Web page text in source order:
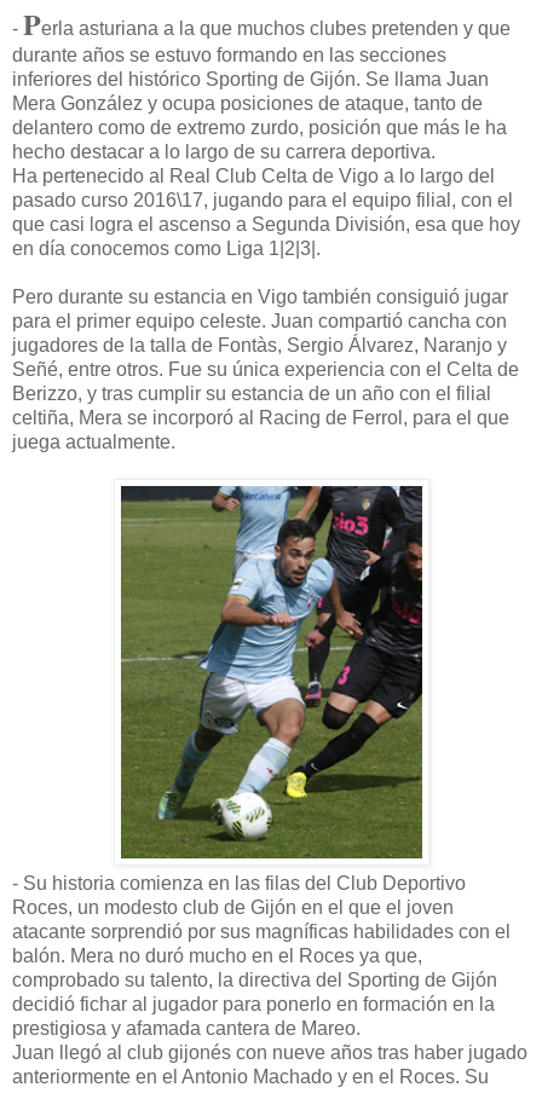
- Perla asturiana a la que muchos clubes pretenden y que
durante años se estuvo formando en las secciones
inferiores del histórico Sporting de Gijón. Se llama Juan
Mera González y ocupa posiciones de ataque, tanto de
delantero como de extremo zurdo, posición que más le ha
hecho destacar a lo largo de su carrera deportiva.
Ha pertenecido al Real Club Celta de Vigo a lo largo del
pasado curso 2016\17, jugando para el equipo filial, con el
que casi logra el ascenso a Segunda División, esa que hoy
en día conocemos como Liga 1|2|3|.
Pero durante su estancia en Vigo también consiguió jugar
para el primer equipo celeste. Juan compartió cancha con
jugadores de la talla de Fontàs, Sergio Álvarez, Naranjo y
Señé, entre otros. Fue su única experiencia con el Celta de
Berizzo, y tras cumplir su estancia de un año con el filial
celtiña, Mera se incorporó al Racing de Ferrol, para el que
juega actualmente.
- Su historia comienza en las filas del Club Deportivo
Roces, un modesto club de Gijón en el que el joven
atacante sorprendió por sus magníficas habilidades con el
balón. Mera no duró mucho en el Roces ya que,
comprobado su talento, la directiva del Sporting de Gijón
decidió fichar al jugador para ponerlo en formación en la
prestigiosa y afamada cantera de Mareo.
Juan llegó al club gijonés con nueve años tras haber jugado
anteriormente en el Antonio Machado y en el Roces. Su